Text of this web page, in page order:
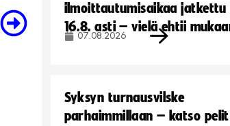
ilmoittautumisaikaa jatkettu
16.8. asti – vielä ehtii
07.08.2026
Syksyn turnausvilske
parhaimmillaan – katso pelit